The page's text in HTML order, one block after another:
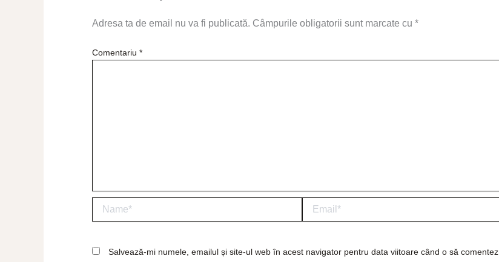
Adresa ta de email nu va fi publicată. Câmpurile obligatorii sunt marcate cu *
Comentariu *
Salvează-mi numele, emailul și site-ul web în acest navigator pentru data viitoare când o să comentez.